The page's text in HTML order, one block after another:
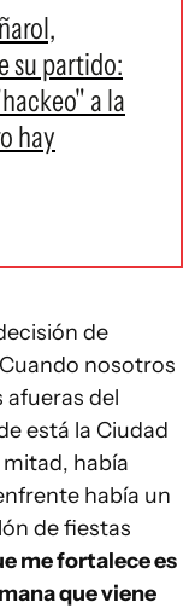
su partido:
a la
hay
de
nosotros
afueras del
está la Ciudad
había
había un
de fiestas
me fortalece es
que viene